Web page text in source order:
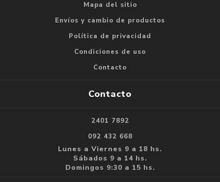
Mapa del sitio
Envíos y cambio de productos
Política de privacidad
Condiciones de uso
Contacto
Contacto
2401 7892
092 432 668
Lunes a Viernes 9 a 18 hs.
Sábados 9 a 14 hs.
Domingos 9:30 a 15 hs.